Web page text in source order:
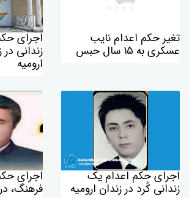
تغیر حکم اعدام نایب
عسکری بە ۱۵ سال حبس
اجرای
زندانی
ارومیە
اجرای حکم اعدام یک
زندانی کُرد در زندان ارومیه
اجرای
فرهنگ،